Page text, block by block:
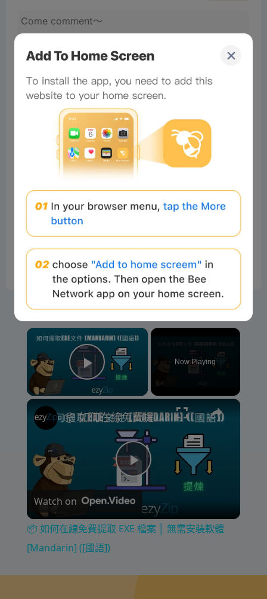
No comments
×
Play Video
Now Playing
×
P
📦 如何在線免費提取 EXE 檔案 │ 無需安裝軟體 [Mandarin] ([國語])
Watch on
📦 如何在線免費提取 EXE 檔案 │ 無需安裝軟體
[Mandarin] ([國語])